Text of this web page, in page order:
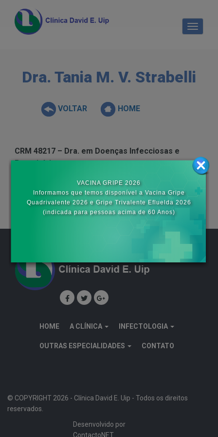
Toggle
Dra. Tania M. V. Strabelli
VOLTAR HOME
CRM 48217 – Dra. em Doenças Infecciosas e
Parasitárias
VACINA GRIPE 2026
Informamos que temos disponível a Vacina Gripe
Quadrivalente 2026 e Gripe Trivalente Efluelda 2026
(indicada para pessoas acima de 60 Anos)
HOME A CLÍNICA INFECTOLOGIA
OUTRAS ESPECIALIDADES CONTATO
© COPYRIGHT 2026 - Clínica David E. Uip - Todos os direitos
reservados.
Desenvolvido por
ContactoNET